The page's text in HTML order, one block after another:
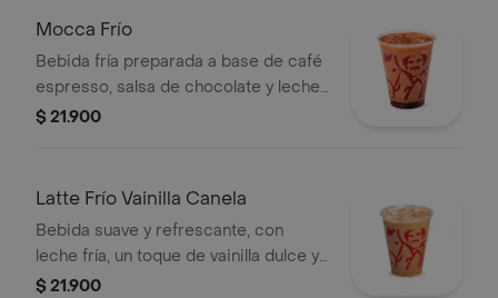
Mocca Frío
Bebida fría preparada a base de café
espresso, salsa de chocolate y leche,
servida sobre hielo.
$ 21.900
Latte Frío Vainilla Canela
Bebida suave y refrescante, con
leche fría, un toque de vainilla dulce y
un leve sabor especiado de canela,
$ 21.900